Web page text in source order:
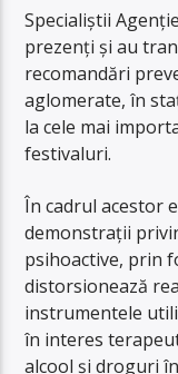
Specialiştii
prezenţi şi au
recomandări
aglomerate, în
la cele mai
festivaluri.
În cadrul acestor
demonstraţii
psihoactive, prin
distorsionează
instrumentele
în interes
alcool şi droguri